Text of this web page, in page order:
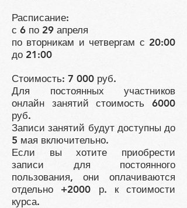
Расписание:
с 6 по 29 апреля
по вторникам и четвергам с 20:00
до 21:00
Стоимость: 7 000 руб.
Для постоянных участников
онлайн занятий стоимость 6000
руб.
Записи занятий будут доступны до
5 мая включительно.
Если вы хотите приобрести
записи для постоянного
пользования, они оплачиваются
отдельно +2000 р. к стоимости
курса.